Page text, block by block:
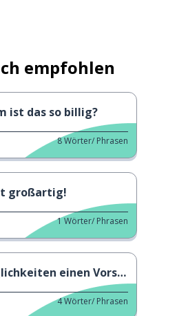
empfohlen
ist das so billig?
8Wörter/ Phrasen
großartig!
1Wörter/ Phrasen
einen Vorschlag abzulehnen
4Wörter/ Phrasen